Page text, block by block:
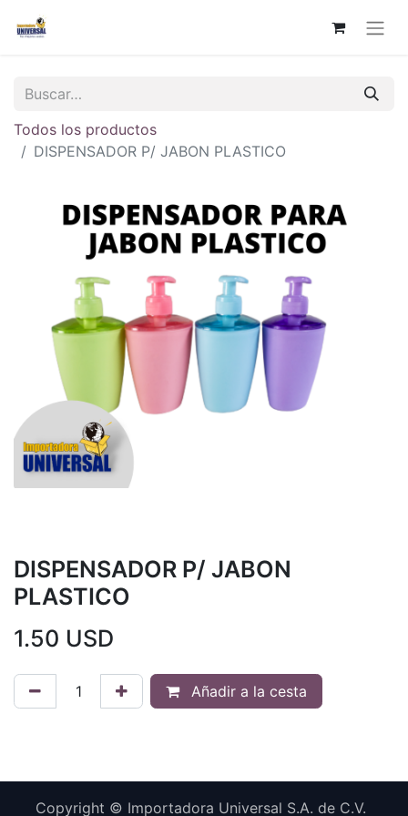
Todos los productos
DISPENSADOR P/ JABON PLASTICO
DISPENSADOR P/ JABON
PLASTICO
1.50 USD
Añadir a la cesta
Copyright © Importadora Universal S.A. de C.V.